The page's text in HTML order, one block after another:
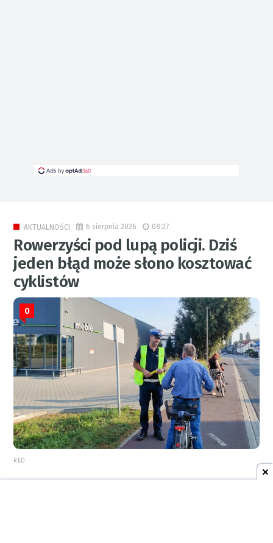
AKTUALNOŚCI 6 sierpnia 2026 08:27
Rowerzyści pod lupą policji. Dziś
jeden błąd może słono kosztować
cyklistów
0
RED.